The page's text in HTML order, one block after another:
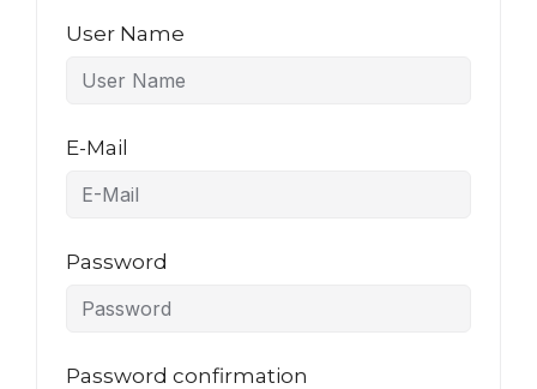
User Name
E-Mail
Password
Password confirmation